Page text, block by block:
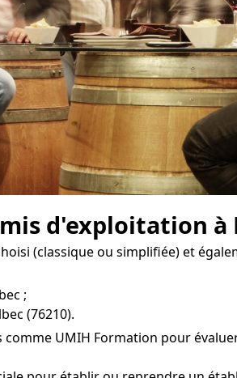
d'exploitation à
(classique ou simplifiée) et
;
(76210).
UMIH Formation pour